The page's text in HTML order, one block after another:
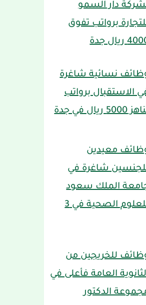
دار السمو
برواتب تفوق
ريال جدة
نسائية شاغرة
الاستقبال برواتب
5000 ريال في جدة
معيدين
شاغرة في
الملك سعود
للعلوم الصحية في 3
للخريجين من
العامة فأعلى في
الدكتور